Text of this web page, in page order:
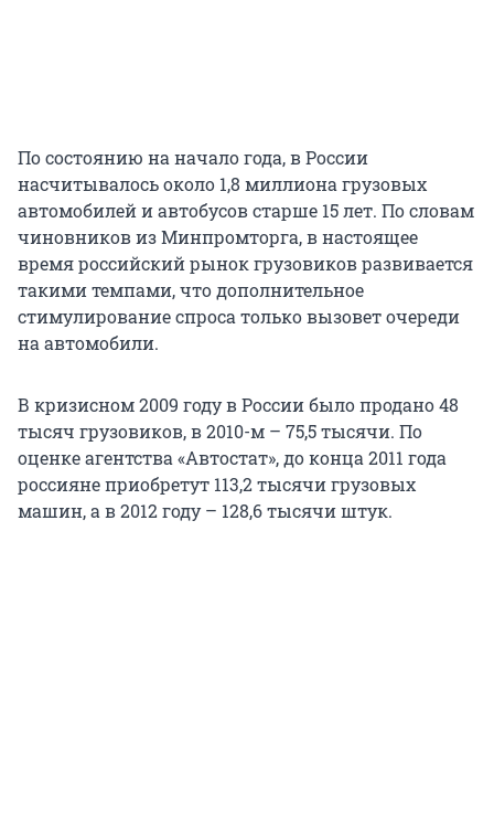
По состоянию на начало года, в России
насчитывалось около 1,8 миллиона грузовых
автомобилей и автобусов старше 15 лет. По словам
чиновников из Минпромторга, в настоящее
время российский рынок грузовиков развивается
такими темпами, что дополнительное
стимулирование спроса только вызовет очереди
на автомобили.
В кризисном 2009 году в России было продано 48
тысяч грузовиков, в 2010-м – 75,5 тысячи. По
оценке агентства «Автостат», до конца 2011 года
россияне приобретут 113,2 тысячи грузовых
машин, а в 2012 году – 128,6 тысячи штук.